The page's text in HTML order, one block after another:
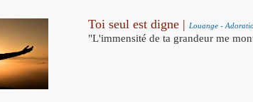
Toi seul est digne | Louange -
"L'immensité de ta grandeur me